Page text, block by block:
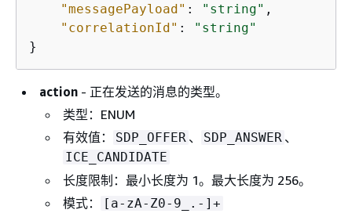
"messagePayload" : "string" ,
"correlationId" :
"string"
}
action - 正在发送的消息的类型。
类型：ENUM
有效值：
SDP_OFFER 、 SDP_ANSWER 、
ICE_CANDIDATE
长度限制：最小长度为 1。最大长度为 256。
模式：
[a-zA-Z0-9_.-]+